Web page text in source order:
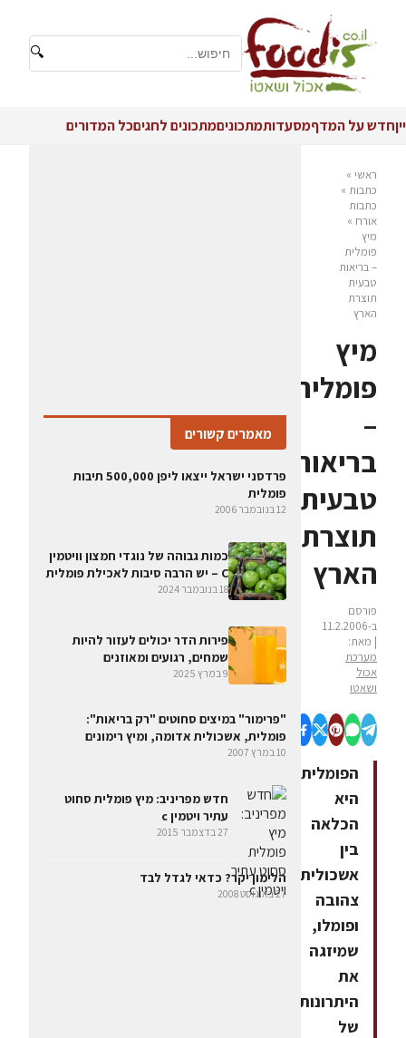
🔍
ייןחדש על המדףמסעדותמתכוניםמתכונים לחגיםכל המדורים
ראשי »
כתבות »
כתבות
אורח »
מיץ
פומלית
– בריאות
טבעית
תוצרת
הארץ
מיץ
פומלית
–
בריאות
טבעית
תוצרת
הארץ
פורסם
ב-11.2.2006
| מאת:
מערכת
אכול
ושאטו
הפומלית
היא
הכלאה
בין
אשכולית
צהובה
ופומלו,
שמיזגה
את
היתרונות
של
מאמרים קשורים
פרדסני ישראל ייצאו ליפן 500,000 תיבות
פומלית
12 בנובמבר 2006
כמות גבוהה של נוגדי חמצון וויטמין
C – יש הרבה סיבות לאכילת פומלית
18 בנובמבר 2024
פירות הדר יכולים לעזור להיות
שמחים, רגועים ומאוזנים
9 במרץ 2025
"פרימור" במיצים סחוטים "רק בריאות":
פומלית, אשכולית אדומה, ומיץ רימונים
10 במרץ 2007
חדש מפריניב: מיץ פומלית סחוט
עתיר ויטמין c
27 בדצמבר 2015
הלימון יקר? כדאי לגדל לבד
27 באוגוסט 2008